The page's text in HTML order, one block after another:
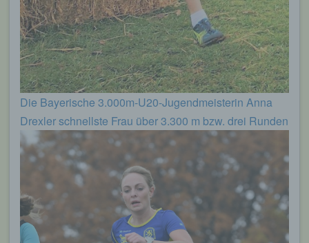
Die Bayerische 3.000m-U20-Jugendmeisterin Anna
Drexler schnellste Frau über 3.300 m bzw. drei Runden